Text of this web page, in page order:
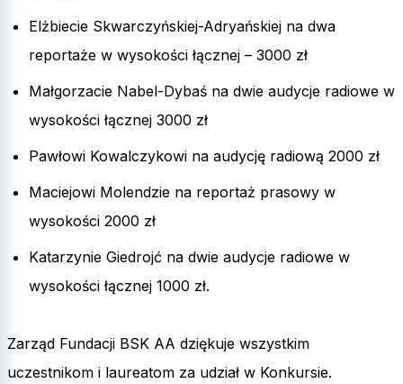
Elżbiecie Skwarczyńskiej-Adryańskiej na dwa
reportaże w wysokości łącznej – 3000 zł
Małgorzacie Nabel-Dybaś na dwie audycje radiowe w
wysokości łącznej 3000 zł
Pawłowi Kowalczykowi na audycję radiową 2000 zł
Maciejowi Molendzie na reportaż prasowy w
wysokości 2000 zł
Katarzynie Giedrojć na dwie audycje radiowe w
wysokości łącznej 1000 zł.
Zarząd Fundacji BSK AA dziękuje wszystkim
uczestnikom i laureatom za udział w Konkursie.